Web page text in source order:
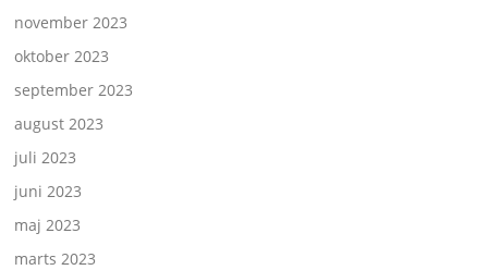
november 2023
oktober 2023
september 2023
august 2023
juli 2023
juni 2023
maj 2023
marts 2023